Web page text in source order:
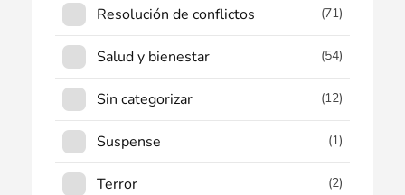
Resolución de conflictos (71)
Salud y bienestar (54)
Sin categorizar (12)
Suspense (1)
Terror (2)